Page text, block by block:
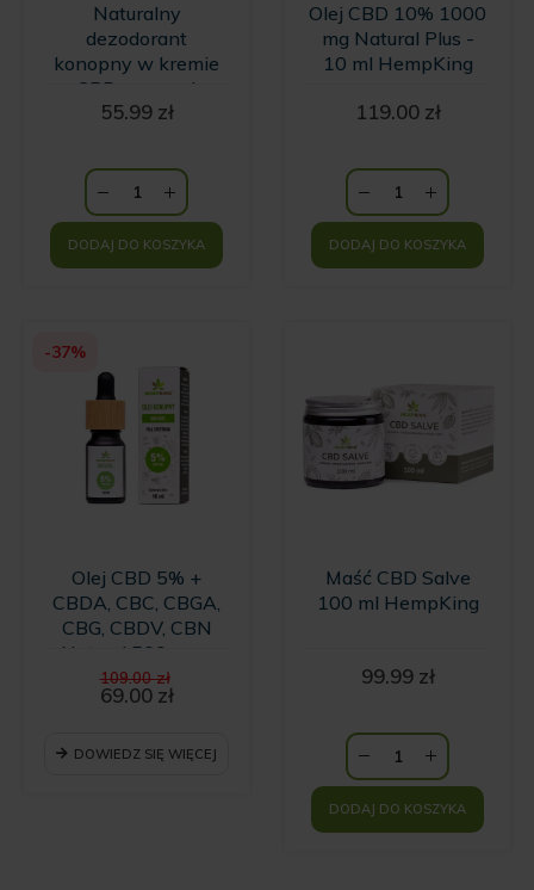
Naturalny
dezodorant
konopny w kremie
z CBD o zapachu
wanilii i kwiatów
HempKing
55.99 zł
DODAJ DO KOSZYKA
Olej CBD 10% 1000
mg Natural Plus -
10 ml HempKing
119.00 zł
DODAJ DO KOSZYKA
-37%
Olej CBD 5% +
CBDA, CBC, CBGA,
CBG, CBDV, CBN
Natural 500 mg -
10ml
109.00zł
cena
69.00 zł
wynosi:
DOWIEDZ SIĘ WIĘCEJ
Maść CBD Salve
100 ml HempKing
99.99 zł
DODAJ DO KOSZYKA